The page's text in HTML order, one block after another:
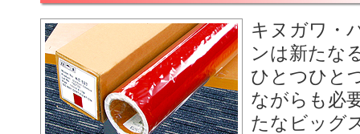
キヌガワ・
ンは新たな
ひとつひと
ながらも必
たなビッグ